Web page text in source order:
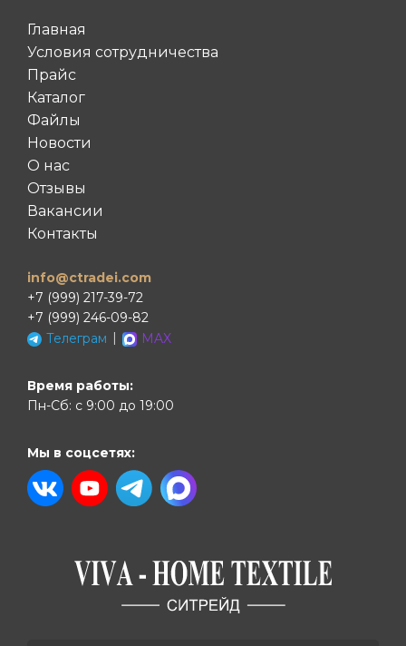
Главная
Условия сотрудничества
Прайс
Каталог
Файлы
Новости
О нас
Отзывы
Вакансии
Контакты
info@ctradei.com
+7 (999) 217-39-72
+7 (999) 246-09-82
Телеграм
MAX
Время работы:
Пн-Сб: с 9:00 до 19:00
Мы в соцсетях: